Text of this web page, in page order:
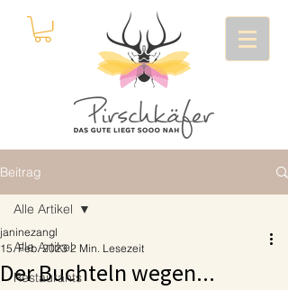
Beitrag
Alle Artikel
Restaurants
Alle Artikel
Der Buchteln wegen...
janinezangl
15. Feb. 2023 2 Min. Lesezeit